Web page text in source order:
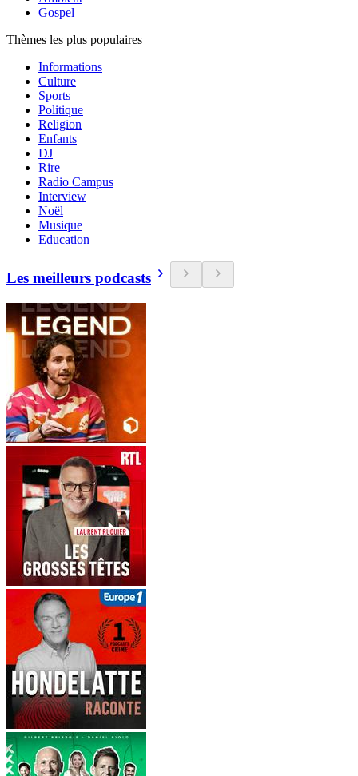
Gospel
Thèmes les plus populaires
Informations
Culture
Sports
Politique
Religion
Enfants
DJ
Rire
Radio Campus
Interview
Noël
Musique
Education
Les meilleurs podcasts